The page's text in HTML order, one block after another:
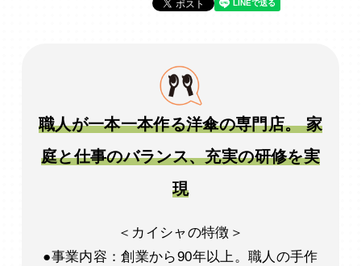
職人が一本一本作る洋傘の専門店。 家
庭と仕事のバランス、充実の研修を実
現
＜カイシャの特徴＞
●事業内容：創業から90年以上。職人の手作